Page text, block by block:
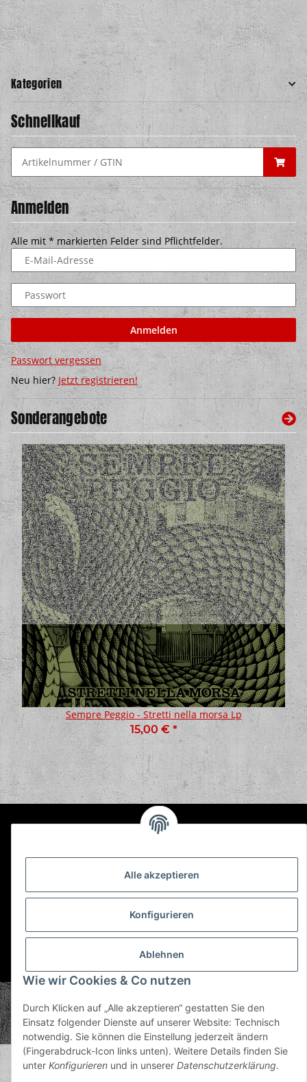
Kategorien
Schnellkauf
Anmelden
Alle mit * markierten Felder sind Pflichtfelder.
E-Mail-Adresse
Passwort
Anmelden
Passwort vergessen
Neu hier? Jetzt registrieren!
Sonderangebote
Sempre Peggio - Stretti nella morsa Lp
15,00 € *
Gesetzliche Informationen
© Plastic Bomb GmbH
Copyright © 2026 Plastic Bomb GmbH
Powered byJTL-Shop
Alle akzeptieren
Konfigurieren
Ablehnen
Wie wir Cookies & Co nutzen
Durch Klicken auf „Alle akzeptieren“ gestatten Sie den
Einsatz folgender Dienste auf unserer Website: Technisch
notwendig. Sie können die Einstellung jederzeit ändern
(Fingerabdruck-Icon links unten). Weitere Details finden Sie
unter Konfigurieren und in unserer Datenschutzerklärung.